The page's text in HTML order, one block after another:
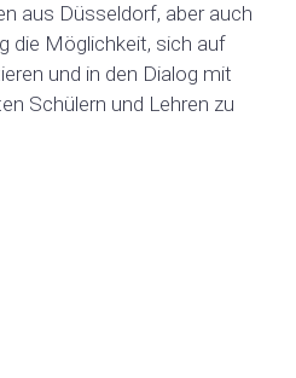
aus Düsseldorf, aber auch
die Möglichkeit, sich auf
und in den Dialog mit
Schülern und Lehren zu